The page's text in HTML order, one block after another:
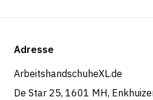
Adresse
ArbeitshandschuheXL.de
De Star 25, 1601 MH,